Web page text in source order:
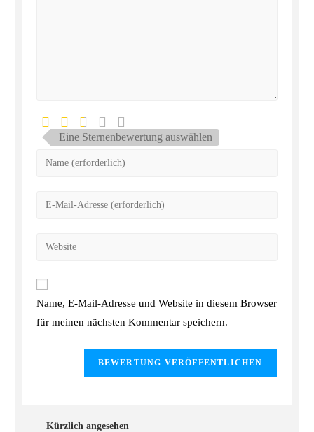
Eine Sternenbewertung auswählen
Name, E-Mail-Adresse und Website in diesem Browser
für meinen nächsten Kommentar speichern.
Kürzlich angesehen